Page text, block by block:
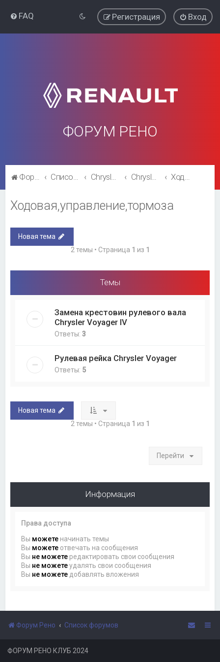
FAQ Вход
Регистрация
ФОРУМ РЕНО
Форум Рено Список форумов Chrysler Voyager\ Dodge Caravan Chrysler Voyager\ Dodge Caravan Ходовая,управление,тормоза
Ходовая,управление,тормоза
Новая тема
2 темы • Страница 1 из 1
Темы
Замена крестовин рулевого вала
Chrysler Voyager IV
Ответы:3
Рулевая рейка Chrysler Voyager
Ответы: 5
Новая тема
2 темы • Страница 1 из 1
Перейти
Информация
Права доступа
Вы можете начинать темы
Вы можете отвечать на сообщения
Вы не можете редактировать свои сообщения
Вы не можетеудалять свои сообщения
Вы не можете добавлять вложения
Форум Рено Список форумов
ФОРУМ РЕНО КЛУБ 2024